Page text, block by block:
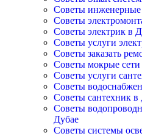
Советы инженерные
Советы
Советы электрик в
Советы услуги
Советы заказать
Советы мокрые сети
Советы услуги
Советы
Советы сантехник в
Советы
Дубае
Советы системы